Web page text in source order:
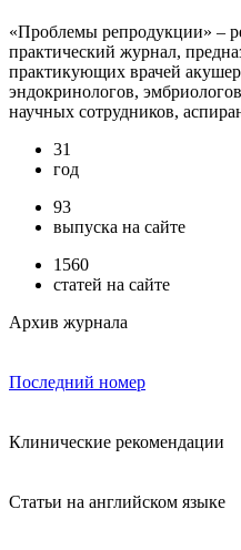
«Проблемы репродукции» –
практический журнал,
практикующих врачей
эндокринологов,
научных сотрудников,
31
год
93
выпуска на сайте
1560
статей на сайте
Архив журнала
Последний номер
Клинические рекомендации
Статьи на английском языке